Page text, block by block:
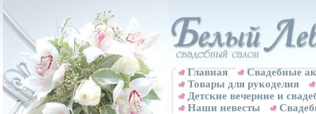
Главная
Свадебные
Товары для рукоделия
Детские вечерние и
Наши невесты